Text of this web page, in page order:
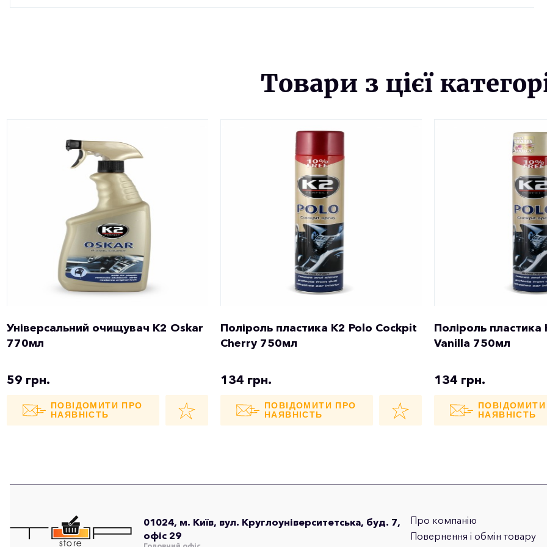
Товари з цієї
Універсальний очищувач K2 Oskar
770мл
59 грн.
ПОВІДОМИТИ ПРО
НАЯВНІСТЬ
Поліроль пластика K2 Polo Cockpit
Cherry 750мл
134 грн.
ПОВІДОМИТИ ПРО
НАЯВНІСТЬ
Поліроль
Vanilla 750мл
134 грн.
НАЯВНІСТЬ
01024, м. Київ, вул. Круглоуніверситетська, буд. 7,
офіс 29
Про компанію
Повернення і обмін товару